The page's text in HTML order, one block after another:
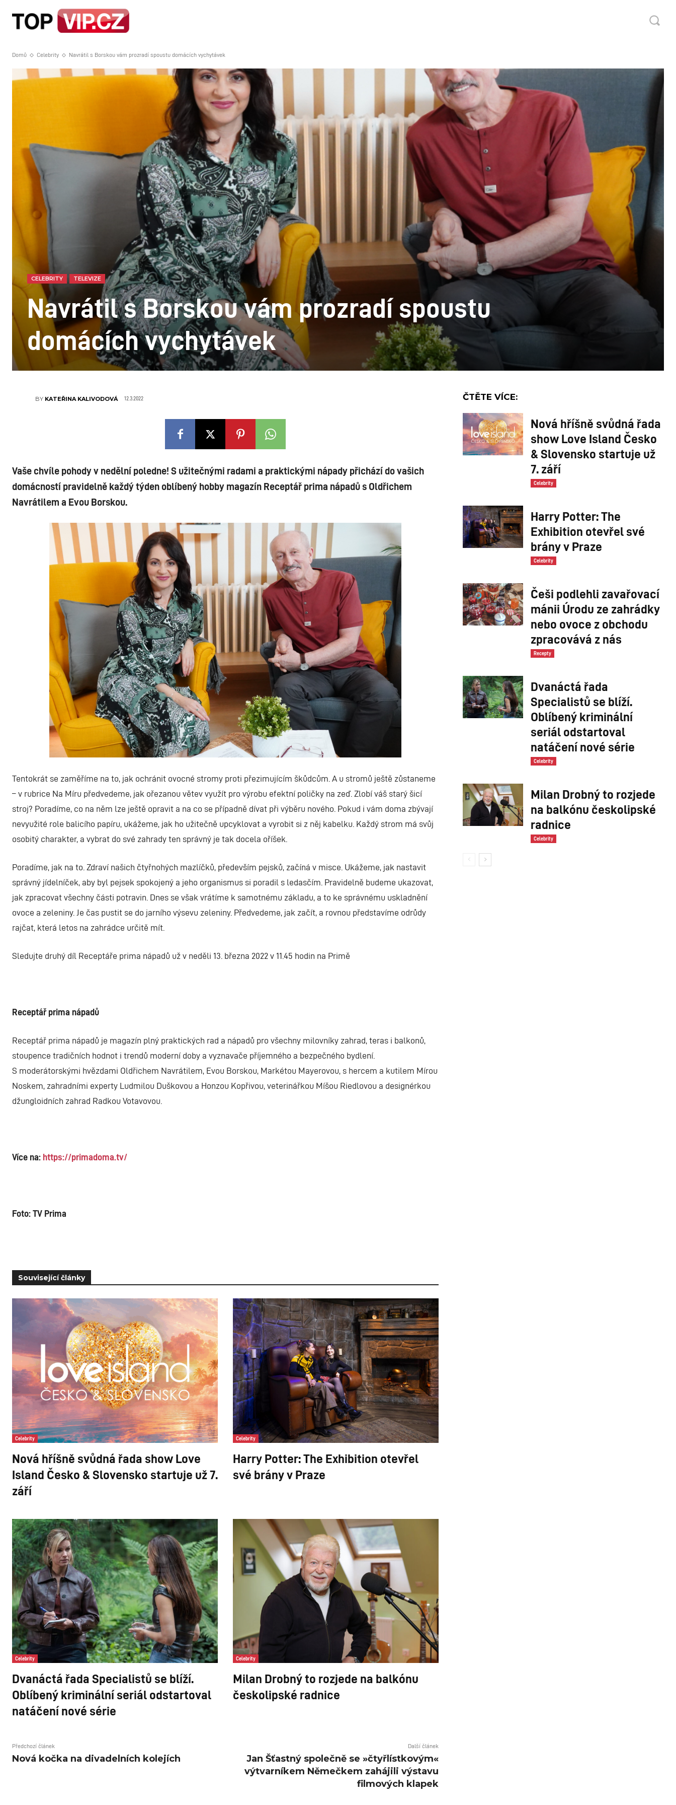
Domů Celebrity Navrátil s Borskou vám prozradí spoustu domácích vychytávek
CELEBRITY TELEVIZE
Navrátil s Borskou vám prozradí spoustu
domácích vychytávek
BY KATEŘINA KALIVODOVÁ 12.3.2022
Vaše chvíle pohody v nedělní poledne! S užitečnými radami a praktickými nápady přichází do vašich
domácností pravidelně každý týden oblíbený hobby magazín Receptář prima nápadů s Oldřichem
Navrátilem a Evou Borskou.
Tentokrát se zaměříme na to, jak ochránit ovocné stromy proti přezimujícím škůdcům. A u stromů ještě zůstaneme
– v rubrice Na Míru předvedeme, jak ořezanou větev využít pro výrobu efektní poličky na zeď. Zlobí váš starý šicí
stroj? Poradíme, co na něm lze ještě opravit a na co se případně dívat při výběru nového. Pokud i vám doma zbývají
nevyužité role balicího papíru, ukážeme, jak ho užitečně upcyklovat a vyrobit si z něj kabelku. Každý strom má svůj
osobitý charakter, a vybrat do své zahrady ten správný je tak docela oříšek.
Poradíme, jak na to. Zdraví našich čtyřnohých mazlíčků, především pejsků, začíná v misce. Ukážeme, jak nastavit
správný jídelníček, aby byl pejsek spokojený a jeho organismus si poradil s ledasčím. Pravidelně budeme ukazovat,
jak zpracovat všechny části potravin. Dnes se však vrátíme k samotnému základu, a to ke správnému uskladnění
ovoce a zeleniny. Je čas pustit se do jarního výsevu zeleniny. Předvedeme, jak začít, a rovnou představíme odrůdy
rajčat, která letos na zahrádce určitě mít.
Sledujte druhý díl Receptáře prima nápadů už v neděli 13. března 2022 v 11.45 hodin na Primě
Receptář prima nápadů
Receptář prima nápadů je magazín plný praktických rad a nápadů pro všechny milovníky zahrad, teras i balkonů,
stoupence tradičních hodnot i trendů moderní doby a vyznavače příjemného a bezpečného bydlení.
S moderátorskými hvězdami Oldřichem Navrátilem, Evou Borskou, Markétou Mayerovou, s hercem a kutilem Mírou
Noskem, zahradními experty Ludmilou Duškovou a Honzou Kopřivou, veterinářkou Míšou Riedlovou a designérkou
džungloidních zahrad Radkou Votavovou.
Více na: https://primadoma.tv/
Foto: TV Prima
Související články
Celebrity
Nová hříšně svůdná řada show Love
Island Česko & Slovensko startuje už 7.
září
Celebrity
Harry Potter: The Exhibition otevřel
své brány v Praze
Celebrity
Dvanáctá řada Specialistů se blíží.
Oblíbený kriminální seriál odstartoval
natáčení nové série
Celebrity
Milan Drobný to rozjede na balkónu
českolipské radnice
Předchozí článek
Nová kočka na divadelních kolejích
Další článek
Jan Šťastný společně se »čtyřlístkovým«
výtvarníkem Němečkem zahájili výstavu
filmových klapek
ČTĚTE VÍCE:
Nová hříšně svůdná řada
show Love Island Česko
& Slovensko startuje už
7. září
Celebrity
Harry Potter: The
Exhibition otevřel své
brány v Praze
Celebrity
Češi podlehli zavařovací
mánii Úrodu ze zahrádky
nebo ovoce z obchodu
zpracovává z nás
Recepty
Dvanáctá řada
Specialistů se blíží.
Oblíbený kriminální
seriál odstartoval
natáčení nové série
Celebrity
Milan Drobný to rozjede
na balkónu českolipské
radnice
Celebrity